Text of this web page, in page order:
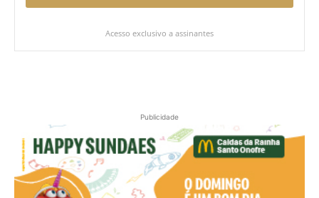
Acesso exclusivo a assinantes
Publicidade